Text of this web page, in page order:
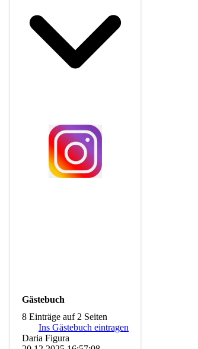
Gästebuch
8 Einträge auf 2 Seiten
Ins Gästebuch eintragen
Daria Figura